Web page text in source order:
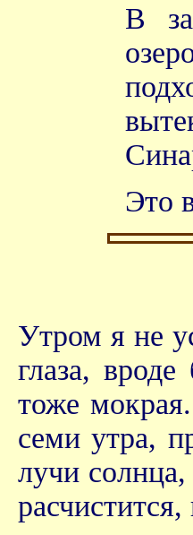
В
Это
Утром я не
глаза,
тоже
семи утра,
лучи